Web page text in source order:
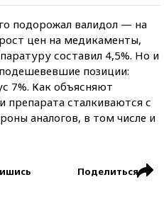
подорожал валидол — на
цен на медикаменты,
составил 4,5%. Но и
позиции:
7%. Как объясняют
препарата сталкиваются с
аналогов, в том числе и
Поделиться